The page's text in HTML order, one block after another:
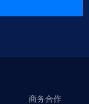
商务合作